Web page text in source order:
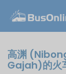
高渊
Gajah)的火